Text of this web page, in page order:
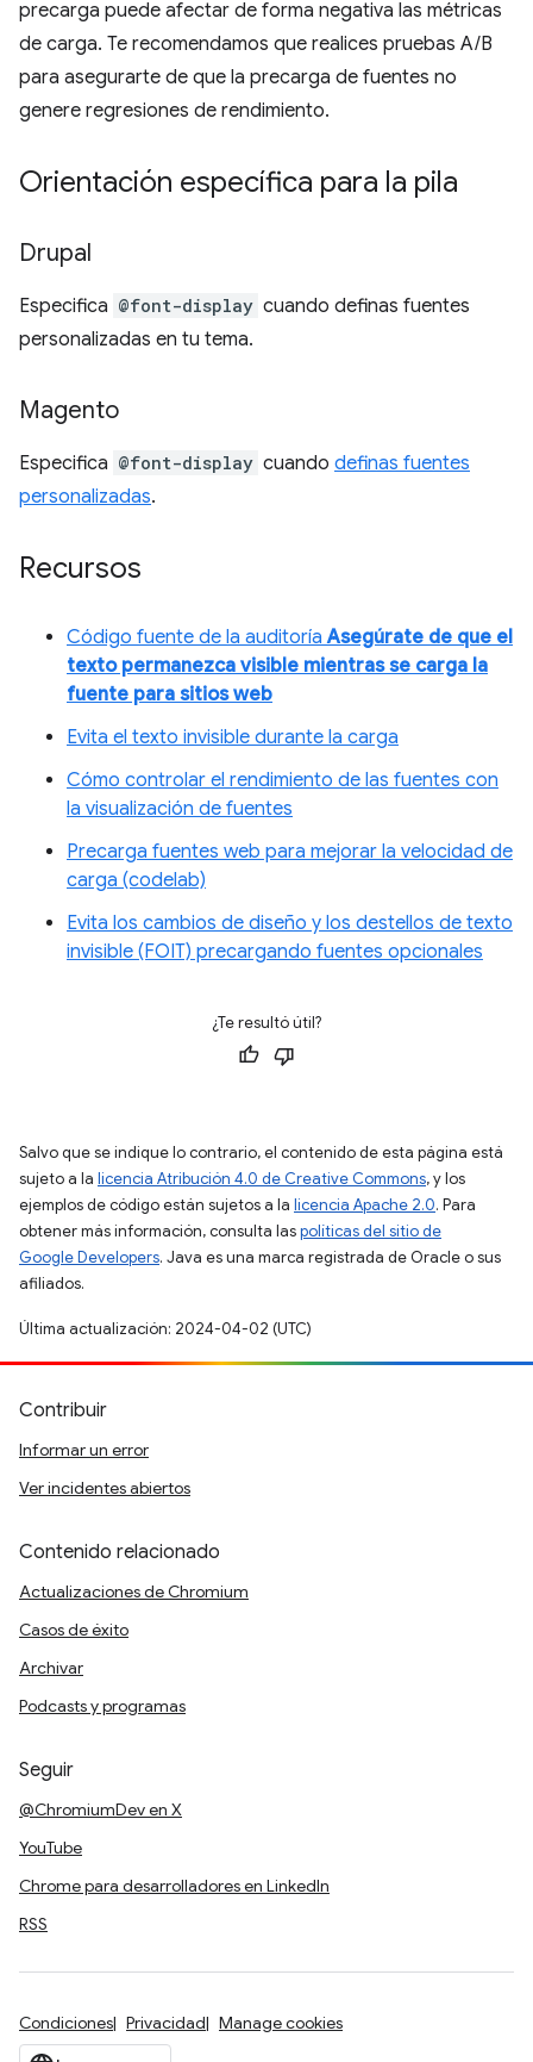
precarga puede afectar de forma negativa las métricas
de carga. Te recomendamos que realices pruebas A/B
para asegurarte de que la precarga de fuentes no
genere regresiones de rendimiento.
Orientación específica para la pila
Drupal
Especifica @font-display cuando definas fuentes
personalizadas en tu tema.
Magento
Especifica @font-display cuando definas fuentes
personalizadas.
Recursos
Código fuente de la auditoríaAsegúrate de que el
texto permanezca visible mientras se carga la
fuente para sitios web
Evita el texto invisible durante la carga
Cómo controlar el rendimiento de las fuentes con
la visualización de fuentes
Precarga fuentes web para mejorar la velocidad de
carga (codelab)
Evita los cambios de diseño y los destellos de texto
invisible (FOIT) precargando fuentes opcionales
¿Te resultó útil?
Salvo que se indique lo contrario, el contenido de esta página está
sujeto a la licencia Atribución 4.0 de Creative Commons, y los
ejemplos de código están sujetos a la licencia Apache 2.0. Para
obtener más información, consulta laspolíticas del sitio de
Google Developers. Java es una marca registrada de Oracle o sus
afiliados.
Última actualización: 2024-04-02 (UTC)
Contribuir
Informar un error
Ver incidentes abiertos
Contenido relacionado
Actualizaciones de Chromium
Casos de éxito
Archivar
Podcasts y programas
Seguir
@ChromiumDev en X
YouTube
Chrome para desarrolladores en LinkedIn
RSS
Condiciones Privacidad Manage cookies